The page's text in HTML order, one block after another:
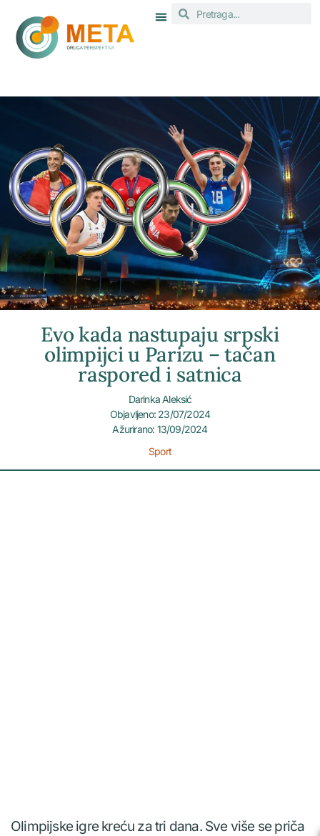
Evo kada nastupaju srpski
olimpijci u Parizu – tačan
raspored i satnica
Darinka Aleksić
Objavljeno: 23/07/2024
Ažurirano: 13/09/2024
Sport
Olimpijske igre kreću za tri dana. Sve više se priča